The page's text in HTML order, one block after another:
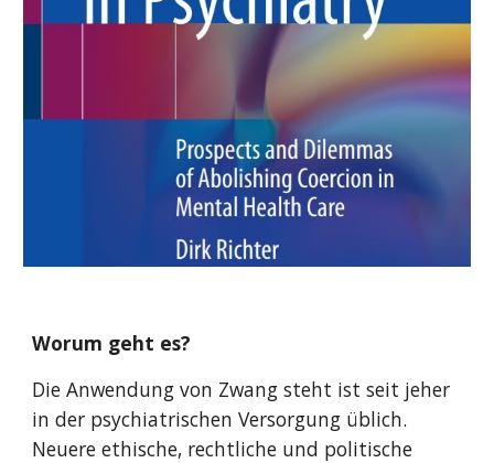
Worum geht es?
Die Anwendung von Zwang steht ist seit jeher
in der psychiatrischen Versorgung üblich.
Neuere ethische, rechtliche und politische